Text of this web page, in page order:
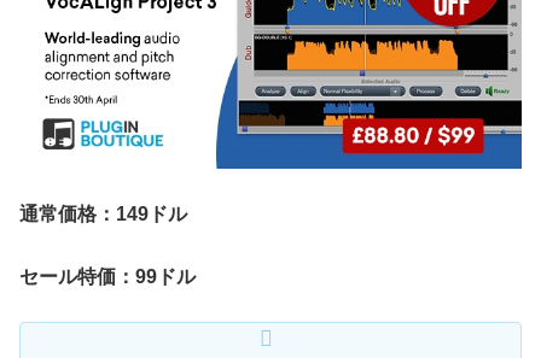
通常価格：149ドル
セール特価：99ドル